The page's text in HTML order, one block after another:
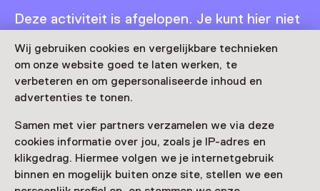
Wij gebruiken cookies en vergelijkbare technieken
om onze website goed te laten werken, te
verbeteren en om gepersonaliseerde inhoud en
advertenties te tonen.
Samen met vier partners verzamelen we via deze
cookies informatie over jou, zoals je IP-adres en
klikgedrag. Hiermee volgen we je internetgebruik
binnen en mogelijk buiten onze site, stellen we een
Deze activiteit is afgelopen. Je kunt hier niet
Bekijk alle actuele activiteiten op Zien & doen
Datum & tijd
Toon beschikbaarheid
Locatie